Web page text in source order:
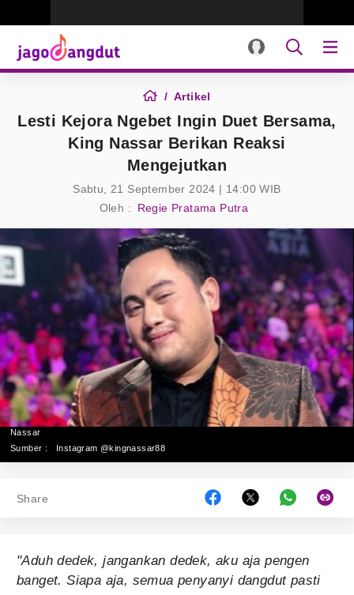
Artikel
Lesti Kejora Ngebet Ingin Duet Bersama,
King Nassar Berikan Reaksi
Mengejutkan
Sabtu, 21 September 2024 | 14:00 WIB
Oleh :
Regie Pratama Putra
Nassar
Sumber :
Instagram @kingnassar88
Share
"Aduh dedek, jangankan dedek, aku aja pengen
banget. Siapa aja, semua penyanyi dangdut pasti